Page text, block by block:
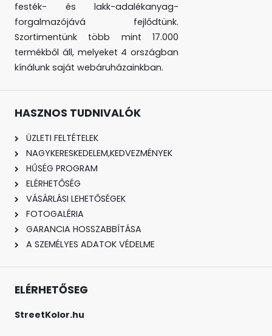
festék- és lakk-adalékanyag-
forgalmazójává fejlődtünk.
Szortimentünk több mint 17.000
termékből áll, melyeket 4 országban
kínálunk saját webáruházainkban.
HASZNOS TUDNIVALÓK
ÜZLETI FELTÉTELEK
NAGYKERESKEDELEM,KEDVEZMÉNYEK
HŰSÉG PROGRAM
ELÉRHETŐSÉG
VÁSÁRLÁSI LEHETŐSÉGEK
FOTOGALÉRIA
GARANCIA HOSSZABBÍTÁSA
A SZEMÉLYES ADATOK VÉDELME
ELÉRHETŐSEG
StreetKolor.hu